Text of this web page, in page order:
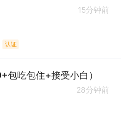
15分钟前
认证
吃包住+接受小白）
28分钟前